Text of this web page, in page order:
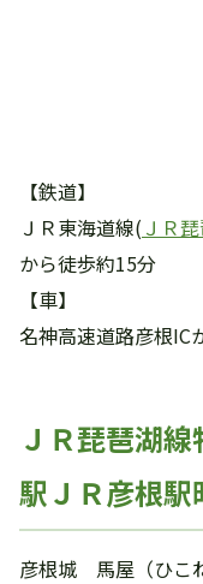
【鉄道】
ＪＲ東海道線( ＪＲ
から徒歩約15分
【車】
名神高速道路彦根IC
ＪＲ琵琶湖
駅ＪＲ彦根駅
彦根城 馬屋（ひこ